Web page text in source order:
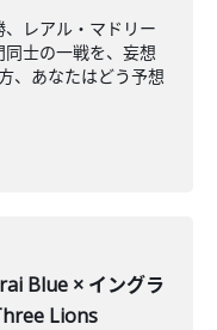
レアル・マドリー
同士の一戦を、妄想
、あなたはどう予想
Blue × イングラ
Lions